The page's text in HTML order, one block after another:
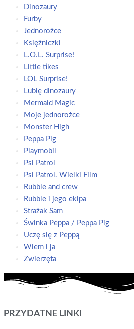
Dinozaury
Furby
Jednorożce
Księżniczki
L.O.L. Surprise!
Little tikes
LOL Surprise!
Lubię dinozaury
Mermaid Magic
Moje jednorożce
Monster High
Peppa Pig
Playmobil
Psi Patrol
Psi Patrol. Wielki Film
Rubble and crew
Rubble i jego ekipa
Strażak Sam
Świnka Peppa / Peppa Pig
Uczę się z Peppą
Wiem i ja
Zwierzęta
PRZYDATNE LINKI